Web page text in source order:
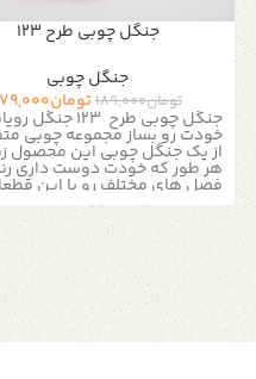
جنگل چوبی طرح 123
جنگل چوبی
تومان189,000تومان
جنگل چوبی طرح 123 جنگل
خودت رو بساز مجموعه چوبی
از یک جنگل چوبی این محصول
هر طور که خودت دوست داری
فصل های مختلف رو با این
خاص چوبی به تصویر بکشید
قلمو برداری و با چند رنگ ساده
رنگی که دلت میخواد به این
رویایی بدی برای رنگ آمیزی بهتر
تمامی چوب ها روشن میباشد
درخت های چوبی برای ساخت
زیبا بسیار کاربردی هستند یک
عالی برای جاهای مختلف حونه و
کار شما